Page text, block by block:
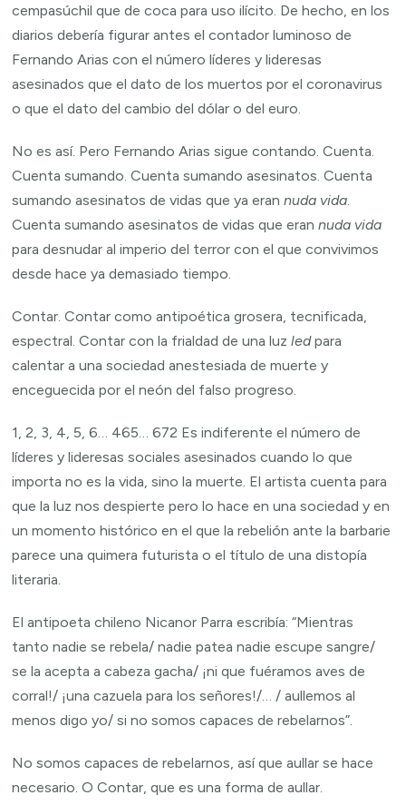
cempasúchil que de coca para uso ilícito. De hecho, en los
diarios debería figurar antes el contador luminoso de
Fernando Arias con el número líderes y lideresas
asesinados que el dato de los muertos por el coronavirus
o que el dato del cambio del dólar o del euro.
No es así. Pero Fernando Arias sigue contando. Cuenta.
Cuenta sumando. Cuenta sumando asesinatos. Cuenta
sumando asesinatos de vidas que ya erannuda vida
Cuenta sumando asesinatos de vidas que erannuda vida
para desnudar al imperio del terror con el que convivimos
desde hace ya demasiado tiempo.
Contar. Contar como antipoética grosera, tecnificada,
espectral. Contar con la frialdad de una luzledpara
calentar a una sociedad anestesiada de muerte y
enceguecida por el neón del falso progreso.
1, 2, 3, 4, 5, 6… 465… 672 Es indiferente el número de
líderes y lideresas sociales asesinados cuando lo que
importa no es la vida, sino la muerte. El artista cuenta para
que la luz nos despierte pero lo hace en una sociedad y en
un momento histórico en el que la rebelión ante la barbarie
parece una quimera futurista o el título de una distopía
literaria.
El antipoeta chileno Nicanor Parra escribía: “Mientras
tanto nadie se rebela/ nadie patea nadie escupe sangre/
se la acepta a cabeza gacha/ ¡ni que fuéramos aves de
corral!/ ¡una cazuela para los señores!/… / aullemos al
menos digo yo/ si no somos capaces de rebelarnos”.
No somos capaces de rebelarnos, así que aullar se hace
necesario. O Contar, que es una forma de aullar.